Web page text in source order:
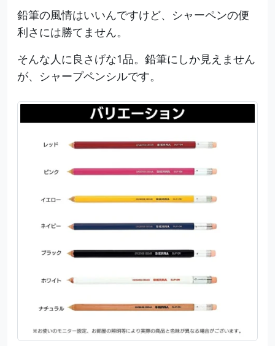
鉛筆の風情はいいんですけど、シャーペンの便
利さには勝てません。
そんな人に良さげな1品。鉛筆にしか見えません
が、シャープペンシルです。